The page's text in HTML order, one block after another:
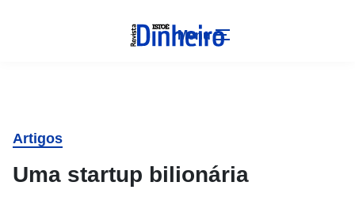
Menu
Artigos
Uma startup bilionária